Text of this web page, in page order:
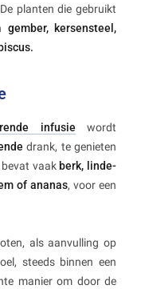
De planten die gebruikt
gember, kersensteel,
infusie wordt
drank, te genieten
bevat vaak berk, linde-
of ananas, voor een
als aanvulling op
steeds binnen een
manier om door de